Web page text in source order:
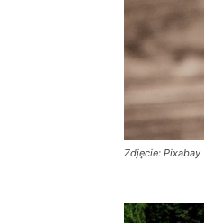
Zdjęcie: Pixabay